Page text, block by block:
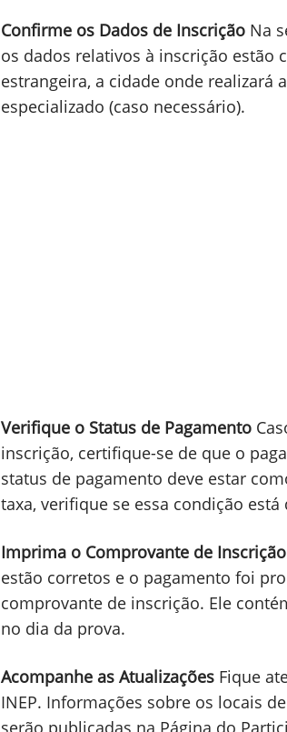
Inscrições ENEM 2024: Inep alerta
Passo a Passo para
estrangeira, a cidade onde realizará
especializado (caso necessário).